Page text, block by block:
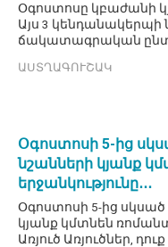
Օգոստոսը կբաժանի
Այս 3 կենդանակերպի
ճակատագրական
ԱՍՏՂԱԳՈՒՇԱԿ
Օգոստոսի 5-ից
նշանների կյանք
երջանկությունը․․․
Օգոստոսի 5-ից
կյանք կմտնեն
Առյուծ Առյուծներ, դուք